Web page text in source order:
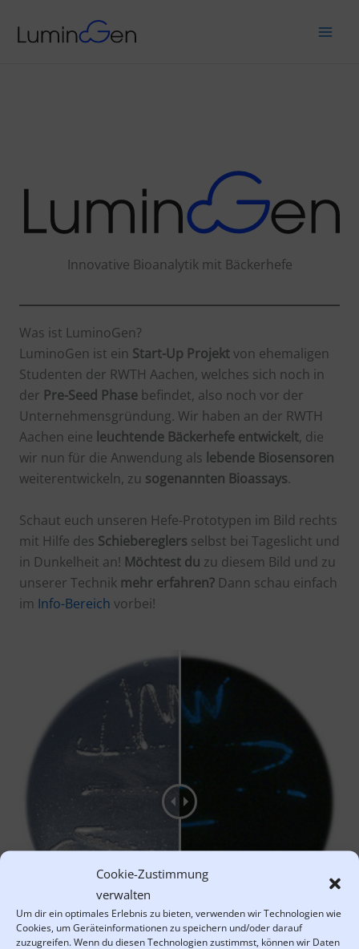
Cookie-Zustimmung
verwalten
Um dir ein optimales Erlebnis zu bieten, verwenden wir Technologien wie
Cookies, um Geräteinformationen zu speichern und/oder darauf
zuzugreifen. Wenn du diesen Technologien zustimmst, können wir Daten
Inhalt
Innovative Bioanalytik mit Bäckerhefe
Was ist LuminoGen?
LuminoGen ist ein Start-Up Projektvon ehemaligen
Studenten der RWTH Aachen, welches sich noch in
der Pre-Seed Phase befindet, also noch vor der
Unternehmensgründung. Wir haben an der RWTH
Aachen eine leuchtende Bäckerhefe entwickelt, die
wir nun für die Anwendung als lebende Biosensoren
weiterentwickeln, zu sogenannten Bioassays.
Schaut euch unseren Hefe-Prototypen im Bild rechts
mit Hilfe des Schiebereglers selbst bei Tageslicht und
in Dunkelheit an! Möchtest du zu diesem Bild und zu
unserer Technik mehr erfahren? Dann schau einfach
im Info-Bereich vorbei!